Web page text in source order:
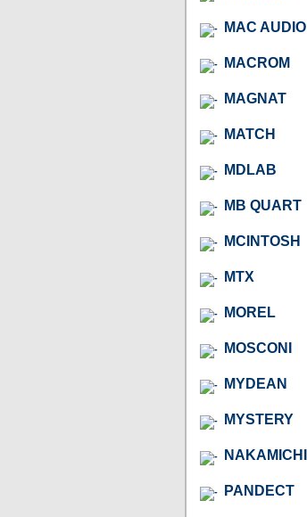
MAC AUDIO
MACROM
MAGNAT
MATCH
MDLAB
MB QUART
MCINTOSH
MTX
MOREL
MOSCONI
MYDEAN
MYSTERY
NAKAMICHI
PANDECT